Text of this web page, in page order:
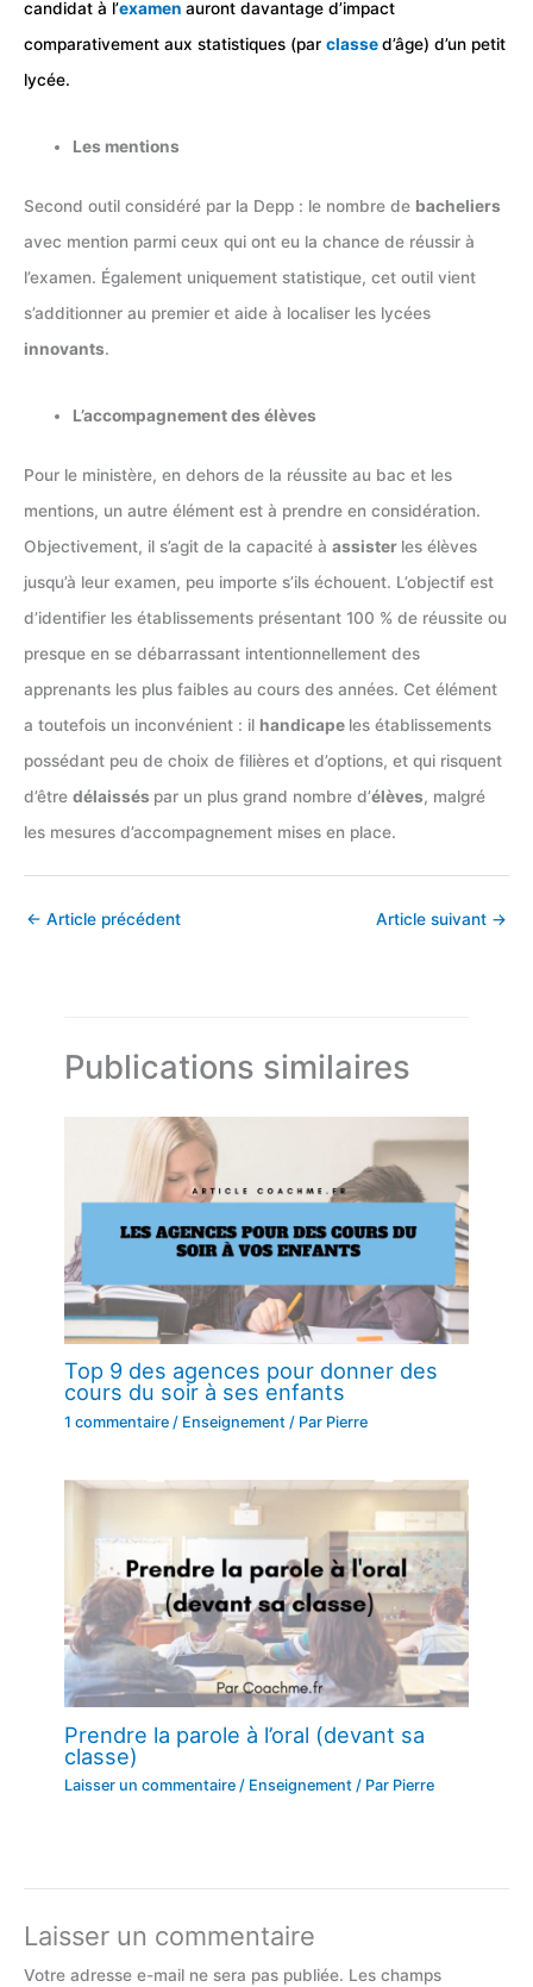
candidat à l’examen auront davantage d’impact
comparativement aux statistiques (par classed’âge) d’un petit
lycée.
Les mentions
Second outil considéré par la Depp : le nombre de bacheliers
avec mention parmi ceux qui ont eu la chance de réussir à
l’examen. Également uniquement statistique, cet outil vient
s’additionner au premier et aide à localiser les lycées
innovants.
L’accompagnement des élèves
Pour le ministère, en dehors de la réussite au bac et les
mentions, un autre élément est à prendre en considération.
Objectivement, il s’agit de la capacité à assister les élèves
jusqu’à leur examen, peu importe s’ils échouent. L’objectif est
d’identifier les établissements présentant 100 % de réussite ou
presque en se débarrassant intentionnellement des
apprenants les plus faibles au cours des années. Cet élément
a toutefois un inconvénient : il handicape les établissements
possédant peu de choix de filières et d’options, et qui risquent
d’être délaissés par un plus grand nombre d’élèves, malgré
les mesures d’accompagnement mises en place.
← Article précédent Article suivant →
Publications similaires
Top 9 des agences pour donner des
cours du soir à ses enfants
1 commentaire / Enseignement / Par Pierre
Prendre la parole à l’oral (devant sa
classe)
Laisser un commentaire / Enseignement / Par Pierre
Laisser un commentaire
Votre adresse e-mail ne sera pas publiée. Les champs